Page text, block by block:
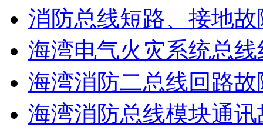
消防总线短路、接地故
海湾电气火灾系统总线
海湾消防二总线回路故
海湾消防总线模块通讯